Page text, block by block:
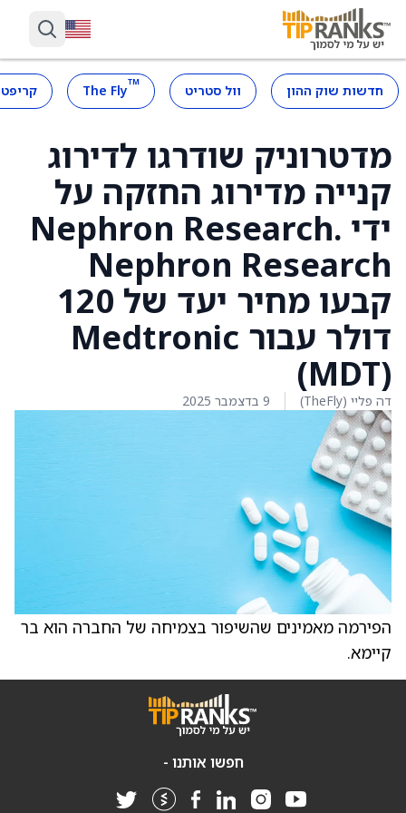
חדשות שוק ההון וול סטריט ™
The Fly
מדטרוניק שודרגו לדירוג
קנייה מדירוג החזקה על
ידי Nephron Research.
Nephron Research
קבעו מחיר יעד של 120
דולר עבור Medtronic
(MDT)
דה פליי (TheFly) 9 בדצמבר 2025
הפירמה מאמינים שהשיפור בצמיחה של החברה הוא בר
קיימא.
חפשו אותנו -